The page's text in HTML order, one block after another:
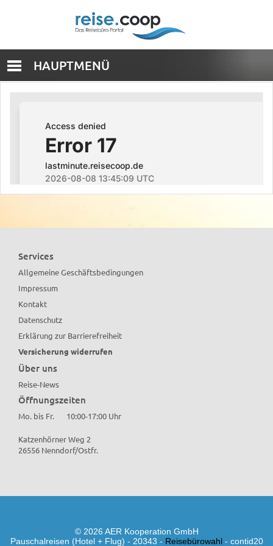
HAUPTMENÜ
Services
Allgemeine Geschäftsbedingungen
Impressum
Kontakt
Datenschutz
Erklärung zur Barrierefreiheit
Versicherung widerrufen
Über uns
Reise-News
Öffnungszeiten
Mo. bis Fr. 10:00-17:00 Uhr
Katzenhörner Weg 2
26556 Nenndorf/Ostfr.
© 2026 AER Kooperation GmbH
Pauschalreisen (Hotel + Flug) - 20343 - Reisebürowahl- contid20